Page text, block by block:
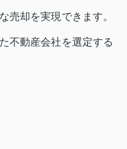
売却を実現できます。
不動産会社を選定する